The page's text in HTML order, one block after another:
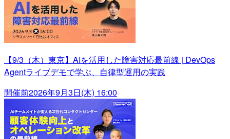
【9/3（木）東京】AIを活用した障害対応最前線 | DevOps
Agentライブデモで学ぶ、自律型運用の実践
開催前2026年9月3日(木) 16:00